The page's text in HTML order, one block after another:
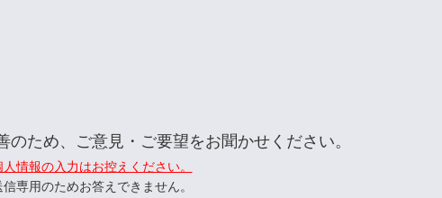
のため、ご意見・ご要望をお聞かせください。
人情報の入力はお控えください。
専用のためお答えできません。